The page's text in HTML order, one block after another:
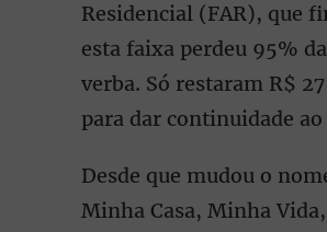
Residencial (FAR), que
esta faixa perdeu 95%
verba. Só restaram R$
para dar continuidade ao
Desde que mudou o
Minha Casa, Minha Vida,